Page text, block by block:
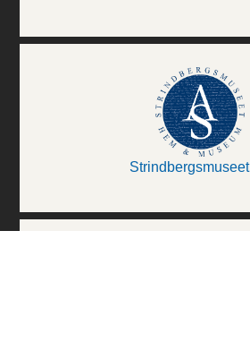
Strindbergsmuseet